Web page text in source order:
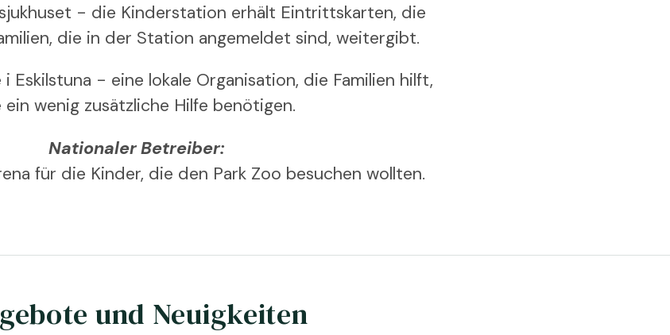
- die Kinderstation erhält Eintrittskarten, die
die in der Station angemeldet sind, weitergibt.
Eskilstuna - eine lokale Organisation, die Familien hilft,
ein wenig zusätzliche Hilfe benötigen.
Nationaler Betreiber:
für die Kinder, die den Park Zoo besuchen wollten.
und Neuigkeiten